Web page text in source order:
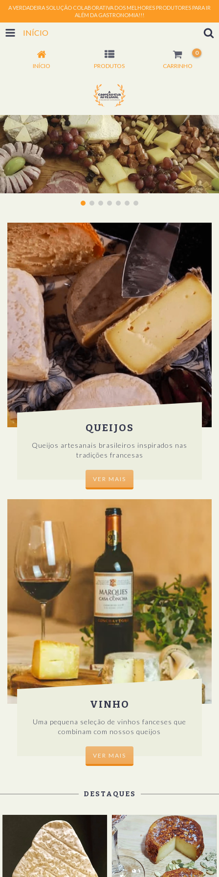
A VERDADEIRA SOLUÇÃO COLABORATIVA DOS MELHORES PRODUTORES PARA IR
ALÉM DA GASTRONOMIA!!!
INÍCIO
INÍCIO PRODUTOS CARRINHO
0
QUEIJOS
Queijos artesanais brasileiros inspirados nas
tradições francesas
VER MAIS
VINHO
Uma pequena seleção de vinhos fanceses que
combinam com nossos queijos
VER MAIS
DESTAQUES